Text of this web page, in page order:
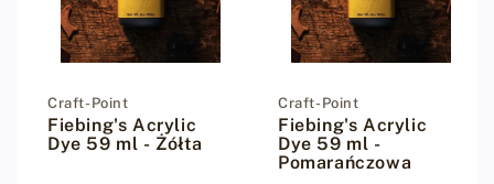
Dostawca:
Craft-Point
Fiebing's Acrylic
Dye 59 ml - Żółta
Dostawca:
Craft-Point
Fiebing's Acrylic
Dye 59 ml -
Pomarańczowa